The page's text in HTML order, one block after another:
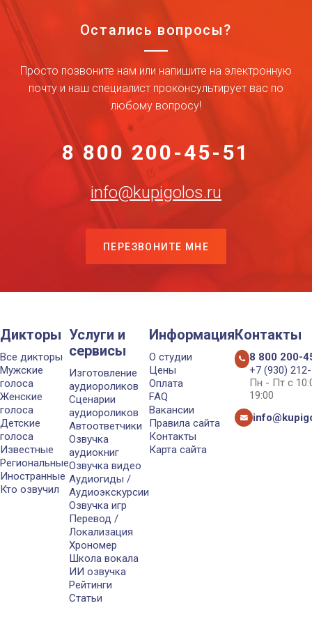
Остались вопросы?
Просто позвоните нам или напишите на электронную
почту и наш специалист проконсультирует вас по
любому вопросу!
8 800 200-45-51
info@kupigolos.ru
ПЕРЕЗВОНИТЕ МНЕ
Дикторы
Все дикторы
Мужские
голоса
Женские
голоса
Детские
голоса
Известные
Региональные
Иностранные
Кто озвучил
Услуги и
сервисы
Изготовление
аудиороликов
Сценарии
аудиороликов
Автоответчики
Озвучка
аудиокниг
Озвучка видео
Аудиогиды /
Аудиоэкскурсии
Озвучка игр
Перевод /
Локализация
Хрономер
Школа вокала
ИИ озвучка
Рейтинги
Статьи
Информация
О студии
Цены
Оплата
FAQ
Вакансии
Правила сайта
Контакты
Карта сайта
Контакты
8 800 200-
+7 (930)
Пн - Пт с
19:00